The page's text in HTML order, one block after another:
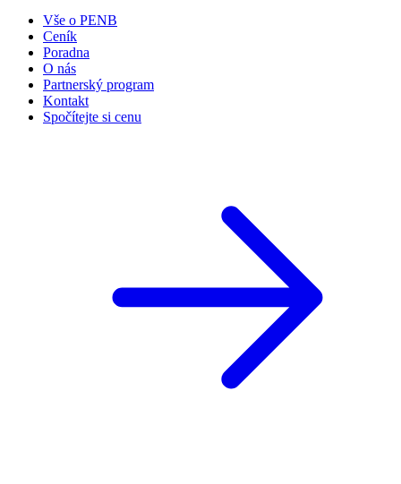
Vše o PENB
Ceník
Poradna
O nás
Partnerský program
Kontakt
Spočítejte si cenu